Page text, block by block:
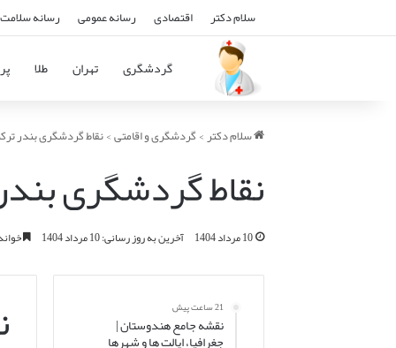
سلام دکتر اقتصادی رسانه عمومی رسانه
گردشگری تهران طلا
سلام دکتر>گردشگری و اقامتی>نقاط گردشگری بندر
نقاط گردشگری
10 مرداد 1404 آخرین به روز رسانی: 10 مرداد 1404 خواندن
21 ساعت پیش
نقشه جامع هندوستان |
جغرافیا، ایالت ها و شهرها